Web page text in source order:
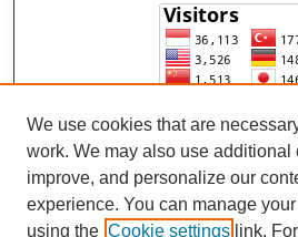
We use cookies that are
work. We may also use additional
improve, and personalize our
experience. You can manage
using the Cookie settings link.